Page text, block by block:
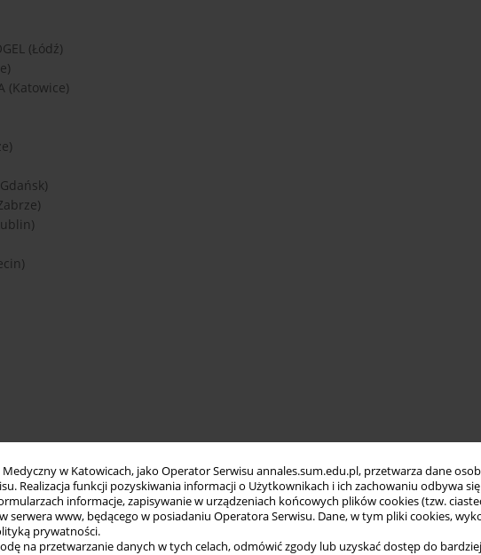
w Katowicach, jako Operator Serwisu annales.sum.edu.pl, przetwarza dane
Realizacja funkcji pozyskiwania informacji o Użytkownikach i ich zachowaniu odbywa
informacje, zapisywanie w urządzeniach końcowych plików cookies (tzw.
serwera www, będącego w posiadaniu Operatora Serwisu. Dane, w tym pliki cookies,
prywatności.
na przetwarzanie danych w tych celach, odmówić zgody lub uzyskać dostęp do
(Łódź)
(Katowice)